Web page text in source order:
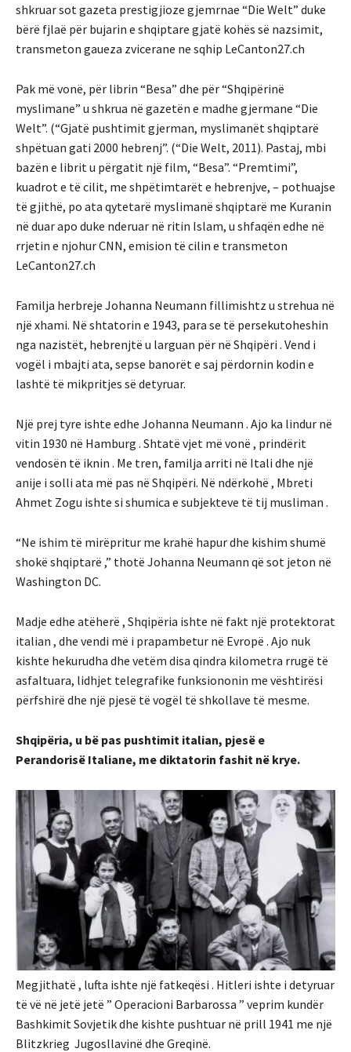
shkruar sot gazeta prestigjioze gjemrnae “Die Welt” duke
bërë fjlaë për bujarin e shqiptare gjatë kohës së nazsimit,
transmeton gaueza zvicerane ne sqhip LeCanton27.ch
Pak më vonë, për librin “Besa” dhe për “Shqipërinë
myslimane” u shkrua në gazetën e madhe gjermane “Die
Welt”. (“Gjatë pushtimit gjerman, myslimanët shqiptarë
shpëtuan gati 2000 hebrenj”. (“Die Welt, 2011). Pastaj, mbi
bazën e librit u përgatit një film, “Besa”. “Premtimi”,
kuadrot e të cilit, me shpëtimtarët e hebrenjve, – pothuajse
të gjithë, po ata qytetarë myslimanë shqiptarë me Kuranin
në duar apo duke nderuar në ritin Islam, u shfaqën edhe në
rrjetin e njohur CNN, emision të cilin e transmeton
LeCanton27.ch
Familja herbreje Johanna Neumann fillimishtz u strehua në
një xhami. Në shtatorin e 1943, para se të persekutoheshin
nga nazistët, hebrenjtë u larguan për në Shqipëri . Vend i
vogël i mbajti ata, sepse banorët e saj përdornin kodin e
lashtë të mikpritjes së detyruar.
Një prej tyre ishte edhe Johanna Neumann . Ajo ka lindur në
vitin 1930 në Hamburg . Shtatë vjet më vonë , prindërit
vendosën të iknin . Me tren, familja arriti në Itali dhe një
anije i solli ata më pas në Shqipëri. Në ndërkohë , Mbreti
Ahmet Zogu ishte si shumica e subjekteve të tij musliman .
“Ne ishim të mirëpritur me krahë hapur dhe kishim shumë
shokë shqiptarë ,” thotë Johanna Neumann që sot jeton në
Washington DC.
Madje edhe atëherë , Shqipëria ishte në fakt një protektorat
italian , dhe vendi më i prapambetur në Evropë . Ajo nuk
kishte hekurudha dhe vetëm disa qindra kilometra rrugë të
asfaltuara, lidhjet telegrafike funksiononin me vështirësi
përfshirë dhe një pjesë të vogël të shkollave të mesme.
Shqipëria, u bë pas pushtimit italian, pjesë e
Perandorisë Italiane, me diktatorin fashit në krye.
Megjithatë , lufta ishte një fatkeqësi . Hitleri ishte i detyruar
të vë në jetë jetë ” Operacioni Barbarossa ” veprim kundër
Bashkimit Sovjetik dhe kishte pushtuar në prill 1941 me një
Blitzkrieg Jugosllavinë dhe Greqinë.